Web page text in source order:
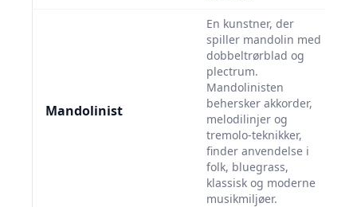
Mandolinist
En kunstner, der
spiller mandolin med
dobbeltrørblad og
plectrum.
Mandolinisten
behersker akkorder,
melodilinjer og
tremolo-teknikker,
finder anvendelse i
folk, bluegrass,
klassisk og moderne
musikmiljøer.